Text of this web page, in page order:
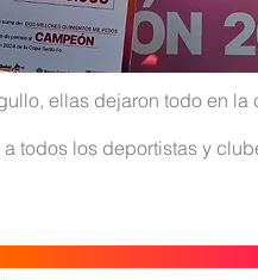
ellas dejaron todo en la
todos los deportistas y